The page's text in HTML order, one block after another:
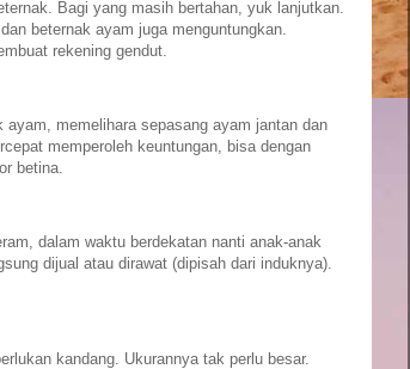
Bagi yang masih bertahan, yuk lanjutkan.
beternak ayam juga menguntungkan.
rekening gendut.
memelihara sepasang ayam jantan dan
memperoleh keuntungan, bisa dengan
betina.
dalam waktu berdekatan nanti anak-anak
dijual atau dirawat (dipisah dari induknya).
kandang. Ukurannya tak perlu besar.